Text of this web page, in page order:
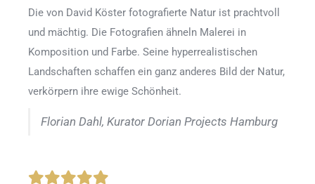
Die von David Köster fotografierte Natur ist prachtvoll
und mächtig. Die Fotografien ähneln Malerei in
Komposition und Farbe. Seine hyperrealistischen
Landschaften schaffen ein ganz anderes Bild der Natur,
verkörpern ihre ewige Schönheit.
Florian Dahl, Kurator Dorian Projects Hamburg